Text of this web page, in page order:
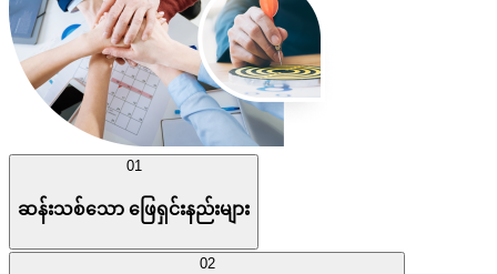
01
ဆန်းသစ်သော ဖြေရှင်းနည်းများ
02